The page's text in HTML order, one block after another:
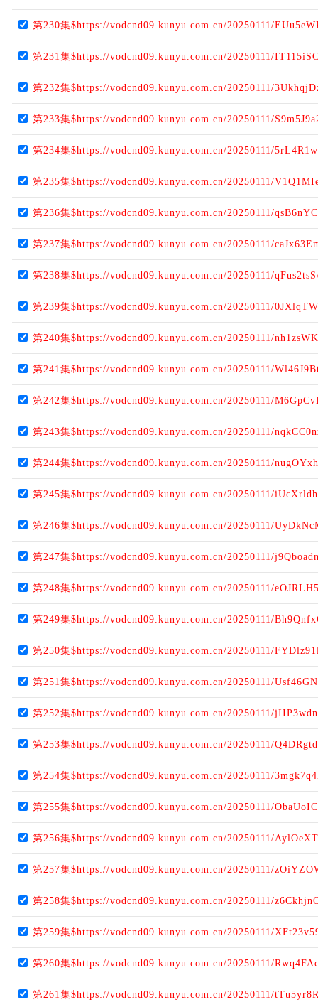
第230集$https://vodcnd09.kunyu.com.cn/20250111/
第231集$https://vodcnd09.kunyu.com.cn/20250111/
第232集$https://vodcnd09.kunyu.com.cn/20250111/
第233集$https://vodcnd09.kunyu.com.cn/20250111/
第234集$https://vodcnd09.kunyu.com.cn/20250111/
第235集$https://vodcnd09.kunyu.com.cn/20250111/
第236集$https://vodcnd09.kunyu.com.cn/20250111/
第237集$https://vodcnd09.kunyu.com.cn/20250111/
第238集$https://vodcnd09.kunyu.com.cn/20250111/
第239集$https://vodcnd09.kunyu.com.cn/20250111/
第240集$https://vodcnd09.kunyu.com.cn/20250111/
第241集$https://vodcnd09.kunyu.com.cn/20250111/
第242集$https://vodcnd09.kunyu.com.cn/20250111/
第243集$https://vodcnd09.kunyu.com.cn/20250111/
第244集$https://vodcnd09.kunyu.com.cn/20250111/
第245集$https://vodcnd09.kunyu.com.cn/20250111/
第246集$https://vodcnd09.kunyu.com.cn/20250111/
第247集$https://vodcnd09.kunyu.com.cn/20250111/
第248集$https://vodcnd09.kunyu.com.cn/20250111/
第249集$https://vodcnd09.kunyu.com.cn/20250111/
第250集$https://vodcnd09.kunyu.com.cn/20250111/
第251集$https://vodcnd09.kunyu.com.cn/20250111/
第252集$https://vodcnd09.kunyu.com.cn/20250111/
第253集$https://vodcnd09.kunyu.com.cn/20250111/
第254集$https://vodcnd09.kunyu.com.cn/20250111/
第255集$https://vodcnd09.kunyu.com.cn/20250111/
第256集$https://vodcnd09.kunyu.com.cn/20250111/
第257集$https://vodcnd09.kunyu.com.cn/20250111/
第258集$https://vodcnd09.kunyu.com.cn/20250111/
第259集$https://vodcnd09.kunyu.com.cn/20250111/
第260集$https://vodcnd09.kunyu.com.cn/20250111/
第261集$https://vodcnd09.kunyu.com.cn/20250111/